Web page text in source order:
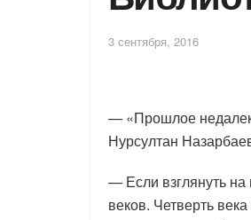
3 сентября, 2016
— «Прошлое
Нурсултан
— Если взглянуть на
веков. Четверть